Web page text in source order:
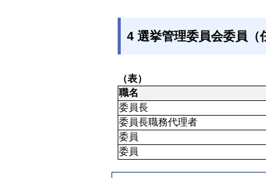
4 選挙管理委員会委員（
（表）
職名
委員長
委員長職務代理者
委員
委員